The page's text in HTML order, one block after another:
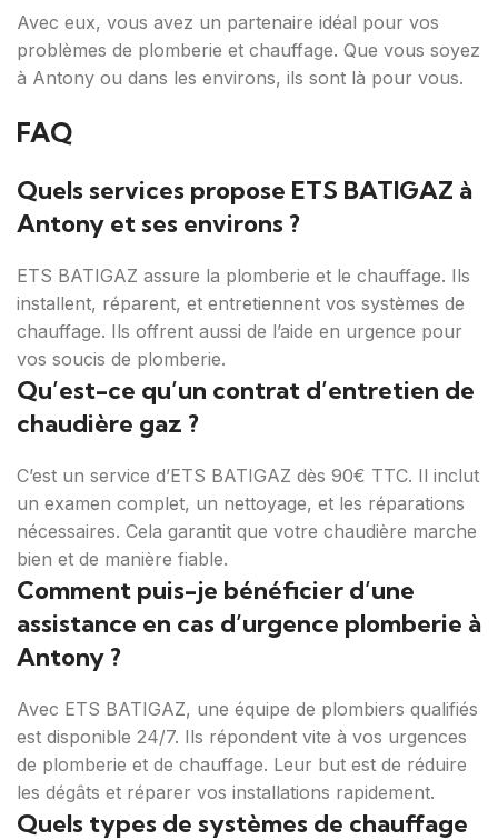
Avec eux, vous avez un partenaire idéal pour vos
problèmes de plomberie et chauffage. Que vous soyez
à Antony ou dans les environs, ils sont là pour vous.
FAQ
Quels services propose ETS BATIGAZ à
Antony et ses environs ?
ETS BATIGAZ assure la plomberie et le chauffage. Ils
installent, réparent, et entretiennent vos systèmes de
chauffage. Ils offrent aussi de l’aide en urgence pour
vos soucis de plomberie.
Qu’est-ce qu’un contrat d’entretien de
chaudière gaz ?
C’est un service d’ETS BATIGAZ dès 90€ TTC. Il inclut
un examen complet, un nettoyage, et les réparations
nécessaires. Cela garantit que votre chaudière marche
bien et de manière fiable.
Comment puis-je bénéficier d’une
assistance en cas d’urgence plomberie à
Antony ?
Avec ETS BATIGAZ, une équipe de plombiers qualifiés
est disponible 24/7. Ils répondent vite à vos urgences
de plomberie et de chauffage. Leur but est de réduire
les dégâts et réparer vos installations rapidement.
Quels types de systèmes de chauffage